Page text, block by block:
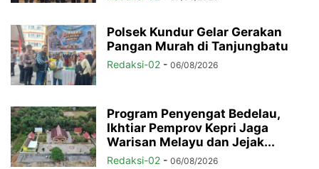
Polsek Kundur Gelar Gerakan
Pangan Murah di Tanjungbatu
Redaksi-02 - 06/08/2026
Program Penyengat Bedelau,
Ikhtiar Pemprov Kepri Jaga
Warisan Melayu dan Jejak...
Redaksi-02 - 06/08/2026